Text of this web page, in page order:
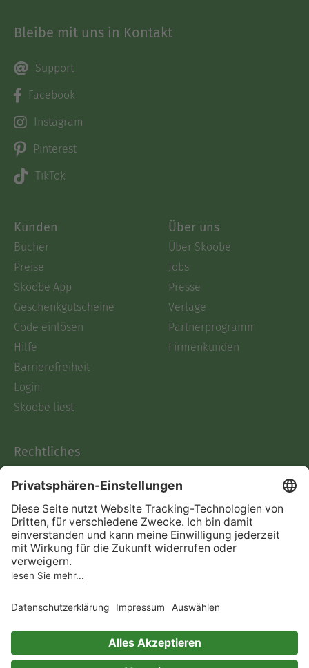
Bleibe mit uns in Kontakt
Support
Facebook
Instagram
Pinterest
TikTok
Kunden
Bücher
Preise
Skoobe App
Geschenkgutscheine
Code einlösen
Hilfe
Barrierefreiheit
Login
Skoobe liest
Über uns
Über Skoobe
Jobs
Presse
Verlage
Partnerprogramm
Firmenkunden
Rechtliches
AGB
Informationen nach Data
Act
Verträge hier kündigen
Impressum
Immer ein gutes Buch